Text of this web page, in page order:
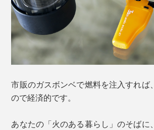
市販のガスボンベで燃料を注入すれば
ので経済的です。
あなたの「火のある暮らし」のそばに